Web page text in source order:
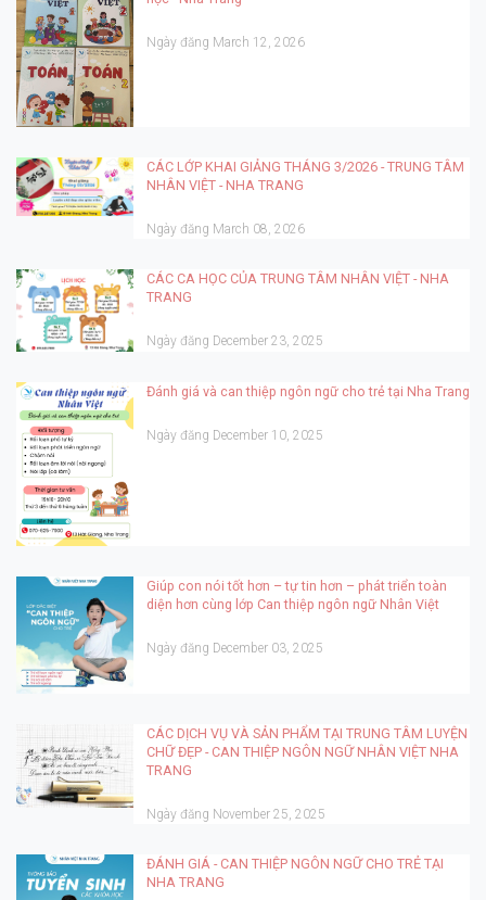
Ngày đăng March 12, 2026
CÁC LỚP KHAI GIẢNG THÁNG 3/2026 - TRUNG TÂM
NHÂN VIỆT - NHA TRANG
Ngày đăng March 08, 2026
CÁC CA HỌC CỦA TRUNG TÂM NHÂN VIỆT - NHA
TRANG
Ngày đăng December 23, 2025
Đánh giá và can thiệp ngôn ngữ cho trẻ tại Nha Trang
Ngày đăng December 10, 2025
Giúp con nói tốt hơn – tự tin hơn – phát triển toàn
diện hơn cùng lớp Can thiệp ngôn ngữ Nhân Việt
Ngày đăng December 03, 2025
CÁC DỊCH VỤ VÀ SẢN PHẨM TẠI TRUNG TÂM LUYỆN
CHỮ ĐẸP - CAN THIỆP NGÔN NGỮ NHÂN VIỆT NHA
TRANG
Ngày đăng November 25, 2025
ĐÁNH GIÁ - CAN THIỆP NGÔN NGỮ CHO TRẺ TẠI
NHA TRANG